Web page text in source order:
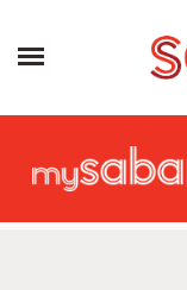
Inhalt
Main
Secondary
MySabam
Toggle navigation